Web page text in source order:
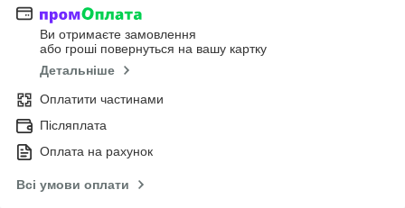
Ви отримаєте замовлення
або гроші повернуться на вашу картку
Детальніше
Оплатити частинами
Післяплата
Оплата на рахунок
Всі умови оплати